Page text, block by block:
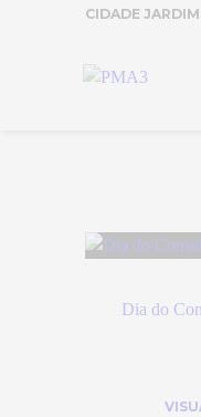
CIDADE JARDIM
Dia do